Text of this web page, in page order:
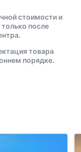
стоимости и
после
товара
порядке.